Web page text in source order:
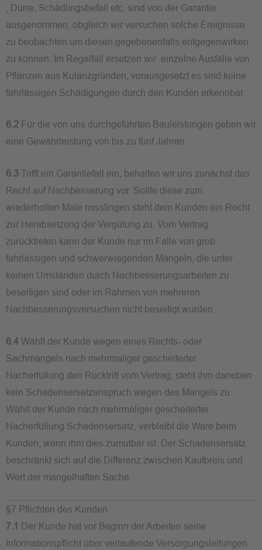
, Dürre, Schädlingsbefall etc. sind von der Garantie
ausgenommen, obgleich wir versuchen solche Ereignisse
zu beobachten um diesen gegebenenfalls entgegenwirken
zu können. Im Regelfall ersetzen wir einzelne Ausfälle von
Pflanzen aus Kulanzgründen, vorausgesetzt es sind keine
fahrlässigen Schädigungen durch den Kunden erkennbar.
6.2 Für die von uns durchgeführten Bauleistungen geben wir
eine Gewährleistung von bis zu fünf Jahren.
6.3 Trifft ein Garantiefall ein, behalten wir uns zunächst das
Recht auf Nachbesserung vor. Sollte diese zum
wiederholten Male misslingen steht dem Kunden ein Recht
zur Herabsetzung der Vergütung zu. Vom Vertrag
zurücktreten kann der Kunde nur im Falle von grob
fahrlässigen und schwerwiegenden Mängeln, die unter
keinen Umständen durch Nachbesserungsarbeiten zu
beseitigen sind oder im Rahmen von mehreren
Nachbesserungsversuchen nicht beseitigt wurden.
6.4 Wählt der Kunde wegen eines Rechts- oder
Sachmangels nach mehrmaliger gescheiterter
Nacherfüllung den Rücktritt vom Vertrag, steht ihm daneben
kein Schadensersatzanspruch wegen des Mangels zu.
Wählt der Kunde nach mehrmaliger gescheiterter
Nacherfüllung Schadensersatz, verbleibt die Ware beim
Kunden, wenn ihm dies zumutbar ist. Der Schadensersatz
beschränkt sich auf die Differenz zwischen Kaufpreis und
Wert der mangelhaften Sache.
§7 Pflichten des Kunden
7.1 Der Kunde hat vor Beginn der Arbeiten seine
Informationspflicht über verlaufende Versorgungsleitungen